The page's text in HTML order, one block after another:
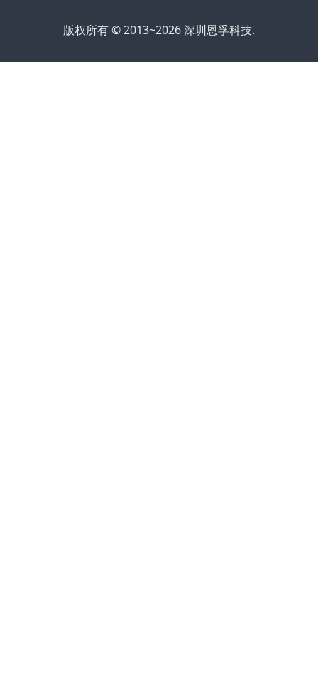
版权所有 © 2013~2026 深圳恩孚科技.